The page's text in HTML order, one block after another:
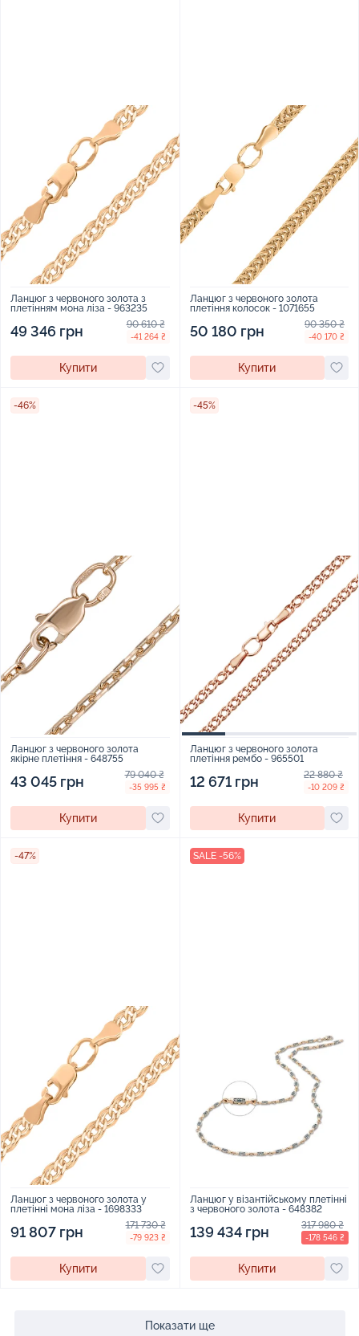
Ланцюг з червоного золота з
плетінням мона ліза - 963235
49 346 грн 90 610 ₴
-41 264 ₴
Купити
Ланцюг з червоного золота
плетіння колосок - 1071655
50 180 грн 90 350 ₴
-40 170 ₴
Купити
-46%
Ланцюг з червоного золота
якірне плетіння - 648755
43 045 грн 79 040 ₴
-35 995 ₴
Купити
-45%
Ланцюг з червоного золота
плетіння рембо - 965501
12 671 грн 22 880 ₴
-10 209 ₴
Купити
-47%
Ланцюг з червоного золота у
плетінні мона ліза - 1698333
91 807 грн 171 730 ₴
-79 923 ₴
Купити
SALE -56%
Ланцюг у візантійському плетінні
з червоного золота - 648382
139 434 грн 317 980 ₴
-178 546 ₴
Купити
Показати ще